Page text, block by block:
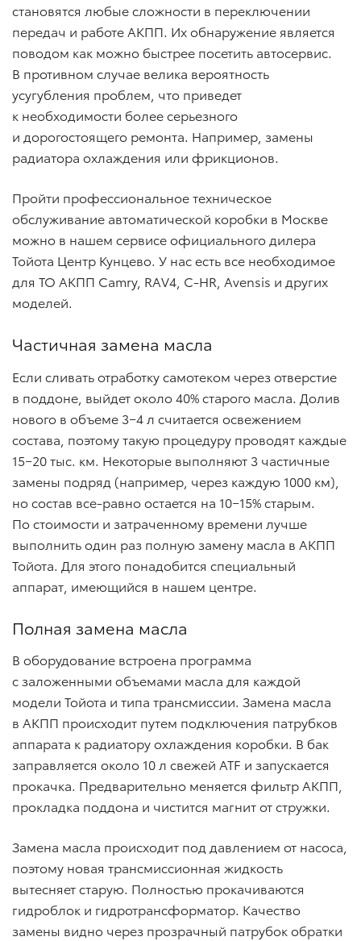
становятся любые сложности в переключении
передач и работе АКПП. Их обнаружение является
поводом как можно быстрее посетить автосервис.
В противном случае велика вероятность
усугубления проблем, что приведет
к необходимости более серьезного
и дорогостоящего ремонта. Например, замены
радиатора охлаждения или фрикционов.
Пройти профессиональное техническое
обслуживание автоматической коробки в Москве
можно в нашем сервисе официального дилера
Тойота Центр Кунцево. У нас есть все необходимое
для ТО АКПП Camry, RAV4, C-HR, Avensis и других
моделей.
Частичная замена масла
Если сливать отработку самотеком через отверстие
в поддоне, выйдет около 40% старого масла. Долив
нового в объеме 3−4 л считается освежением
состава, поэтому такую процедуру проводят каждые
15−20 тыс. км. Некоторые выполняют 3 частичные
замены подряд (например, через каждую 1000 км),
но состав все-равно остается на 10−15% старым.
По стоимости и затраченному времени лучше
выполнить один раз полную замену масла в АКПП
Тойота. Для этого понадобится специальный
аппарат, имеющийся в нашем центре.
Полная замена масла
В оборудование встроена программа
с заложенными объемами масла для каждой
модели Тойота и типа трансмиссии. Замена масла
в АКПП происходит путем подключения патрубков
аппарата к радиатору охлаждения коробки. В бак
заправляется около 10 л свежей ATF и запускается
прокачка. Предварительно меняется фильтр АКПП,
прокладка поддона и чистится магнит от стружки.
Замена масла происходит под давлением от насоса,
поэтому новая трансмиссионная жидкость
вытесняет старую. Полностью прокачиваются
гидроблок и гидротрансформатор. Качество
замены видно через прозрачный патрубок обратки